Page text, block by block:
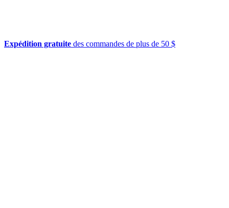
Expédition gratuite des commandes de plus de 50 $